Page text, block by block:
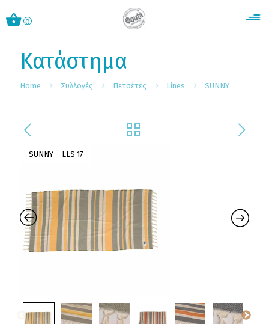
0
Κατάστημα
Home Συλλογές Πετσέτες Lines SUNNY